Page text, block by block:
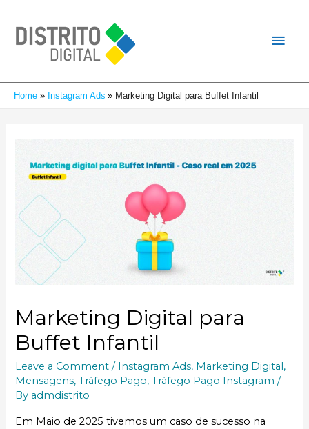
Home Instagram Ads Marketing Digital para Buffet Infantil
Marketing Digital para
Buffet Infantil
Leave a Comment / Instagram Ads, Marketing Digital,
Mensagens,Tráfego Pago,Tráfego Pago Instagram /
By admdistrito
Em Maio de 2025 tivemos um caso de sucesso na